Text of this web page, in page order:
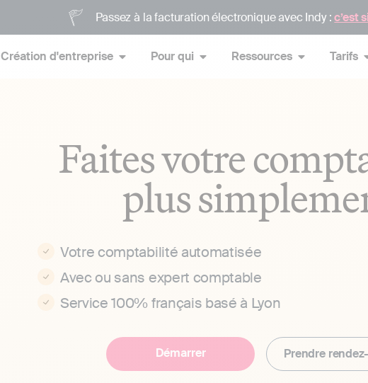
Passez à la facturation électronique avec Indy :c’est
Création d'entreprise Pour qui Ressources Tarifs
Faites votre
plus
Votre comptabilité automatisée
Avec ou sans expert comptable
Service 100% français basé à Lyon
Démarrer Prendre